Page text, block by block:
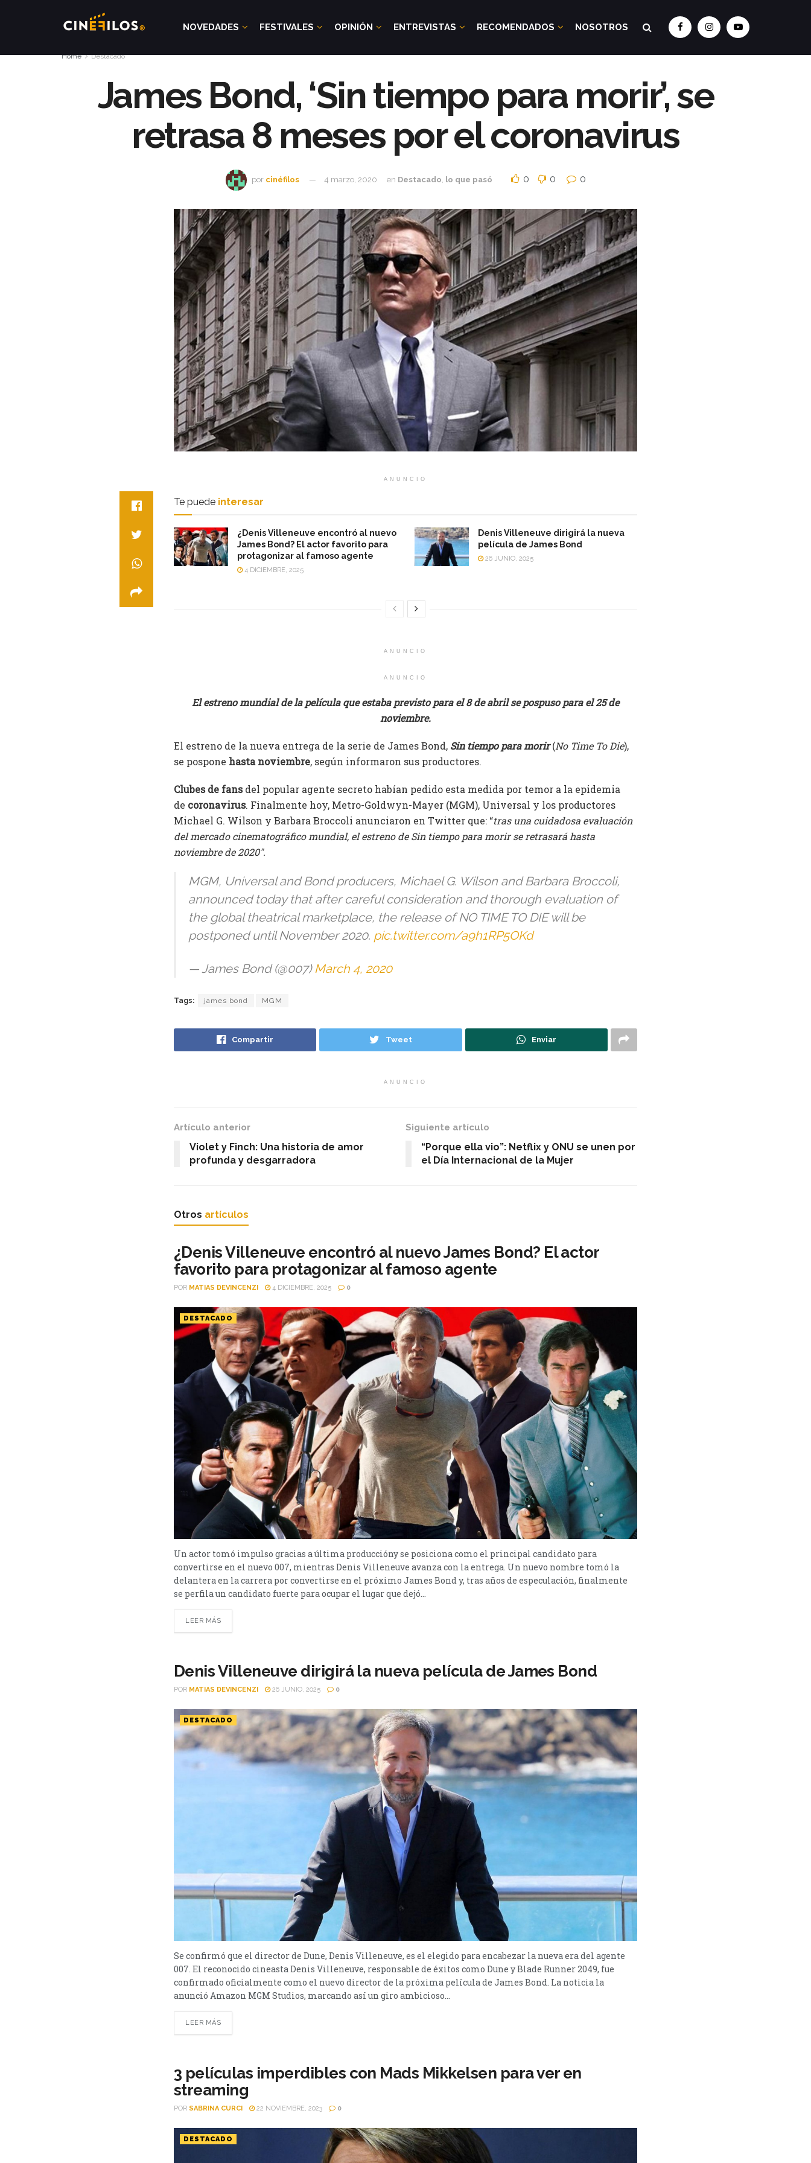
NOVEDADES FESTIVALES OPINIÓN ENTREVISTAS RECOMENDADOS NOSOTROS
Home Destacado
James Bond, ‘Sin tiempo para morir’, se
retrasa 8 meses por el coronavirus
por cinéfilos 4 marzo, 2020 en Destacado lo que pasó 0 0 0
ANUNCIO
Te puede interesar
¿Denis Villeneuve encontró al nuevo
James Bond? El actor favorito para
protagonizar al famoso agente
4 DICIEMBRE, 2025
Denis Villeneuve dirigirá la nueva
película de James Bond
26 JUNIO, 2025
ANUNCIO
ANUNCIO
El estreno mundial de la película que estaba previsto para el 8 de abril se pospuso para el 25 de
noviembre.
El estreno de la nueva entrega de la serie de James Bond, Sin tiempo para morir(No Time To Die),
se pospone hasta noviembre, según informaron sus productores.
Clubes de fansdel popular agente secreto habían pedido esta medida por temor a la epidemia
de coronavirus. Finalmente hoy, Metro-Goldwyn-Mayer (MGM), Universal y los productores
Michael G. Wilson y Barbara Broccoli anunciaron en Twitter que: “tras una cuidadosa evaluación
del mercado cinematográfico mundial, el estreno de Sin tiempo para morir se retrasará hasta
noviembre de 2020″.
MGM, Universal and Bond producers, Michael G. Wilson and Barbara Broccoli,
announced today that after careful consideration and thorough evaluation of
the global theatrical marketplace, the release of NO TIME TO DIE will be
postponed until November 2020. pic.twitter.com/a9h1RP5OKd
— James Bond (@007) March 4, 2020
Tags: james bond MGM
Compartir Tweet Enviar
ANUNCIO
Artículo anterior
Violet y Finch: Una historia de amor
profunda y desgarradora
Siguiente artículo
“Porque ella vio”: Netflix y ONU se unen por
el Día Internacional de la Mujer
Otros artículos
¿Denis Villeneuve encontró al nuevo James Bond? El actor
favorito para protagonizar al famoso agente
POR MATIAS DEVINCENZI 4 DICIEMBRE, 2025 0
DESTACADO
Un actor tomó impulso gracias a última produccióny se posiciona como el principal candidato para
convertirse en el nuevo 007, mientras Denis Villeneuve avanza con la entrega. Un nuevo nombre tomó la
delantera en la carrera por convertirse en el próximo James Bond y, tras años de especulación, finalmente
se perfila un candidato fuerte para ocupar el lugar que dejó...
LEER MÁS
Denis Villeneuve dirigirá la nueva película de James Bond
POR MATIAS DEVINCENZI 26 JUNIO, 2025 0
DESTACADO
Se confirmó que el director de Dune, Denis Villeneuve, es el elegido para encabezar la nueva era del agente
007. El reconocido cineasta Denis Villeneuve, responsable de éxitos como Dune y Blade Runner 2049, fue
confirmado oficialmente como el nuevo director de la próxima película de James Bond. La noticia la
anunció Amazon MGM Studios, marcando así un giro ambicioso...
LEER MÁS
3 películas imperdibles con Mads Mikkelsen para ver en
streaming
POR SABRINA CURCI 22 NOVIEMBRE, 2023 0
DESTACADO